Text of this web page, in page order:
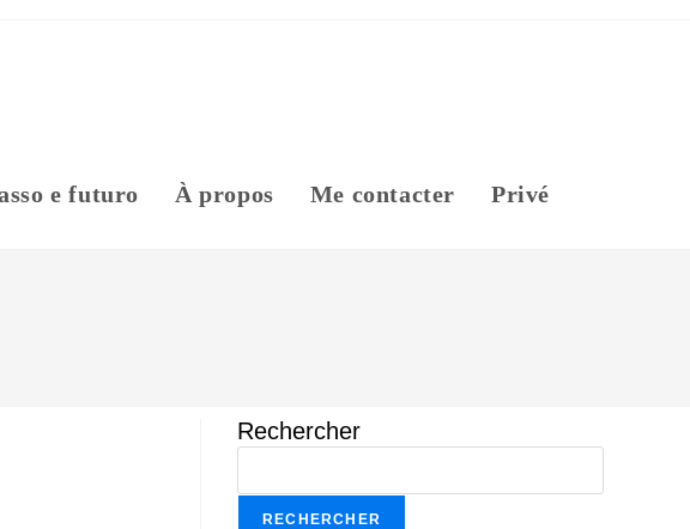
e futuro À propos Me contacter Privé
Rechercher
RECHERCHER